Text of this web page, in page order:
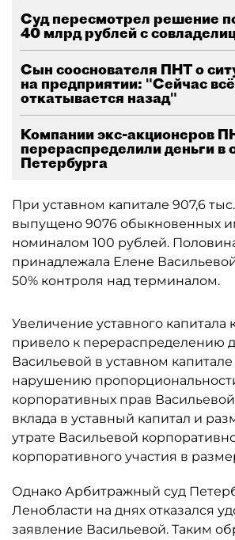
Суд пересмотрел решение
40 млрд рублей с
Сын сооснователя ПНТ о
на предприятии: "Сейчас всё
откатывается назад"
Компании экс-акционеров
перераспределили деньги в
Петербурга
При уставном капитале 907,6
выпущено 9076 обыкновенных
номиналом 100 рублей.
принадлежала Елене
50% контроля над терминалом.
Увеличение уставного капитала
привело к перераспределению
Васильевой в уставном
нарушению
корпоративных прав
вклада в уставный капитал и
утрате Васильевой
корпоративного участия в
Однако Арбитражный суд
Ленобласти на днях отказался
заявление Васильевой. Таким